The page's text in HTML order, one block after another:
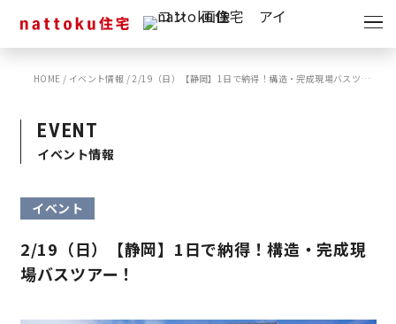
イベント
キャンペーン
ショールーム
モデルハウス
スタッフブログ
HOME / イベント情報 /2/19（日）【静岡】1日で納得！構造・完成現場バスツアー！
EVENT
イベント情報
イベント
2/19（日）【静岡】1日で納得！構造・完成現
場バスツアー！